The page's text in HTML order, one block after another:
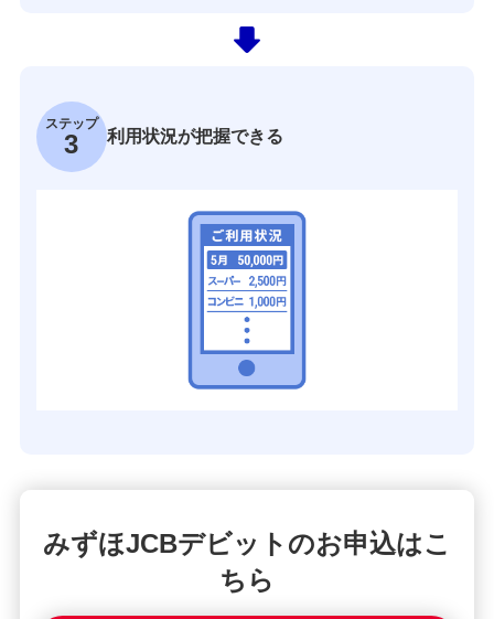
ステップ
3 利用状況が把握できる
みずほJCBデビットのお申込はこ
ちら